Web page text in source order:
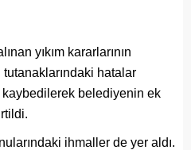
yıkım kararlarının
tutanaklarındaki hatalar
kaybedilerek belediyenin ek
ihmaller de yer aldı.